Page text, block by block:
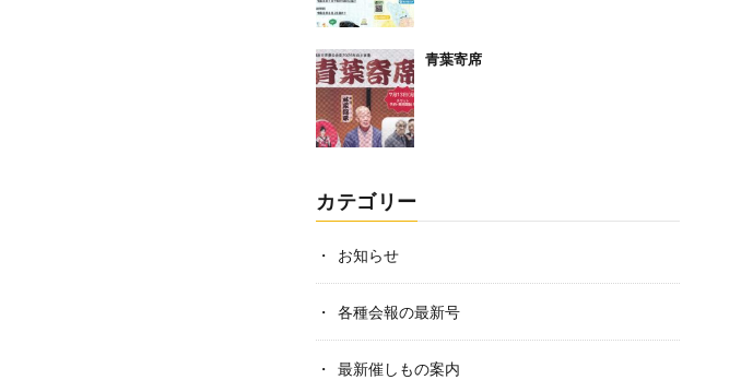
青葉寄席
カテゴリー
お知らせ
各種会報の最新号
最新催しもの案内